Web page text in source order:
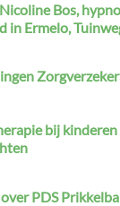
Bos,
in Ermelo,
bij
PDS